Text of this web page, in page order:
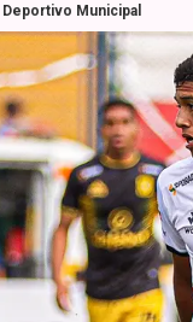
Deportivo Municipal